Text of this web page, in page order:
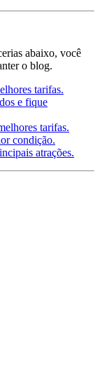
abaixo, você
o blog.
tarifas.
e fique
tarifas.
condição.
atrações.